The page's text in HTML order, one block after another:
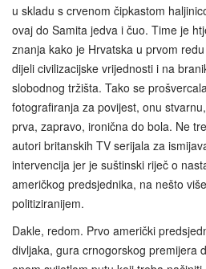
u skladu s crvenom čipkastom
ovaj do Samita jedva i čuo. Time je
znanja kako je Hrvatska u prvom
dijeli civilizacijske vrijednosti i na
slobodnog tržišta. Tako se
fotografiranja za povijest, onu
prva, zapravo, ironična do bola. Ne
autori britanskih TV serijala za
intervencija jer je suštinski riječ o
američkog predsjednika, na nešto
politiziranijem.
Dakle, redom. Prvo američki
divljaka, gura crnogorskog premijera